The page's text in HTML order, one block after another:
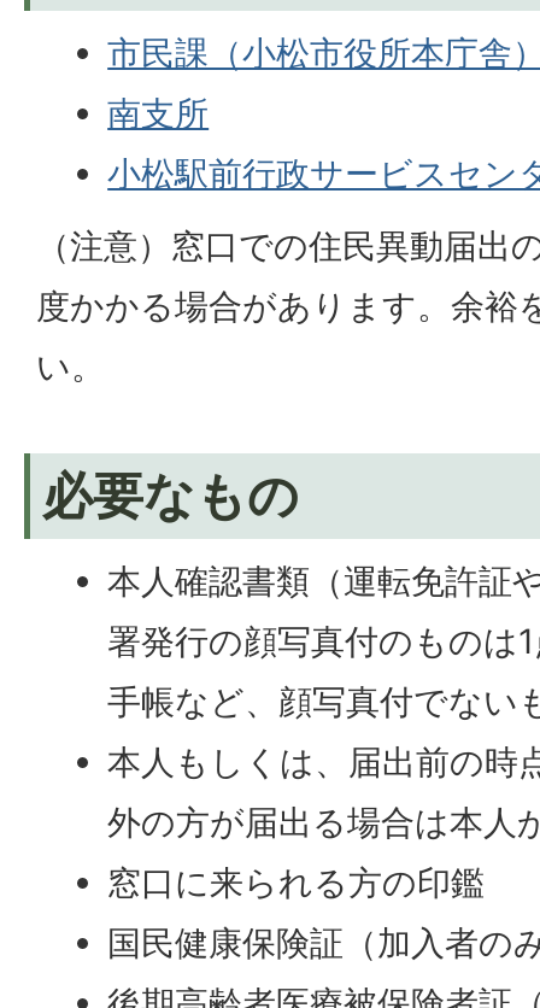
市民課（小松市役所本庁舎
南支所
小松駅前行政サービスセ
（注意）窓口での住民異動届出
度かかる場合があります。余裕
い。
必要なもの
本人確認書類（運転免許証
署発行の顔写真付のものは
手帳など、顔写真付でない
本人もしくは、届出前の時
外の方が届出る場合は本人
窓口に来られる方の印鑑
国民健康保険証（加入者の